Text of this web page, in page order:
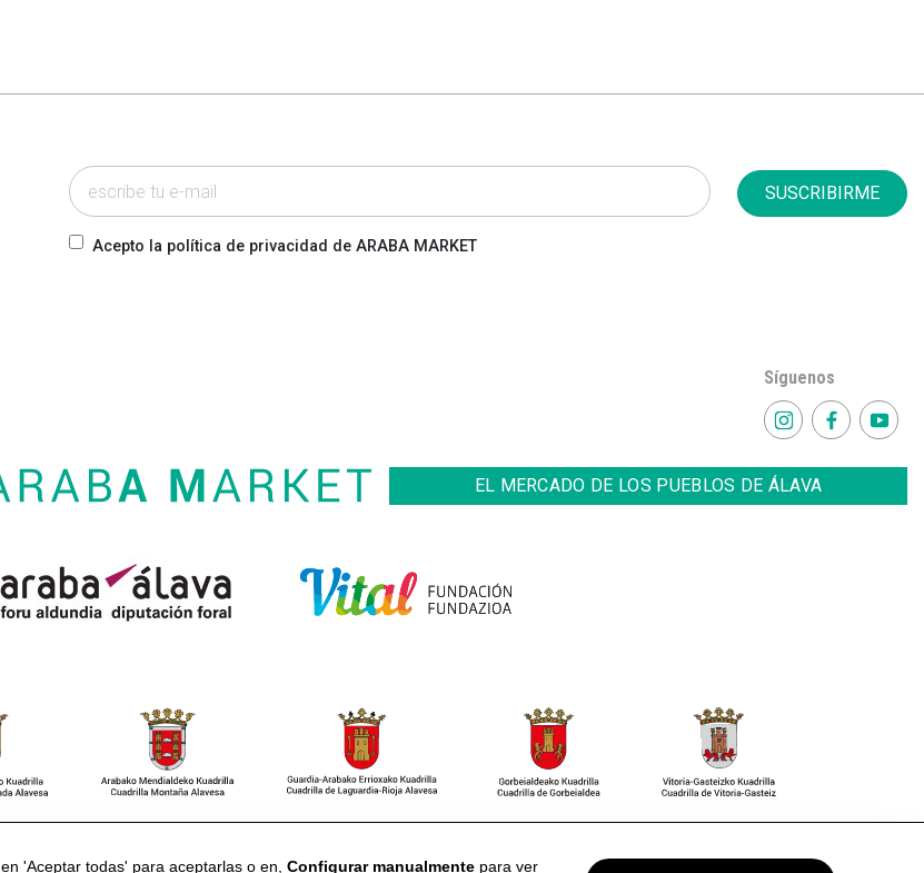
Acepto la política de privacidad de ARABA MARKET
SUSCRIBIRME
Síguenos
EL MERCADO DE LOS PUEBLOS DE ÁLAVA